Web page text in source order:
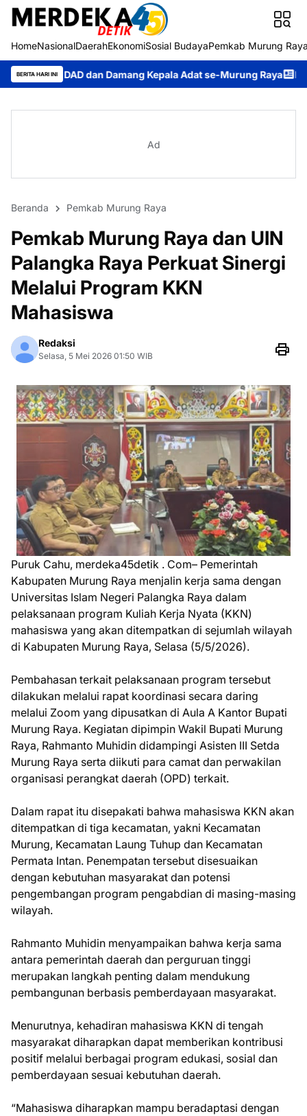
HomeNasionalDaerahEkonomiSosial BudayaPemkab Murung
BERITA HARI INI
dan Damang Kepala Adat se-Murung Raya Murung Raya Naik
Ad
Beranda Pemkab Murung Raya
Pemkab Murung Raya dan UIN
Palangka Raya Perkuat Sinergi
Melalui Program KKN
Mahasiswa
Redaksi
Selasa, 5 Mei 2026 01:50 WIB
Puruk Cahu, merdeka45detik . Com– Pemerintah
Kabupaten Murung Raya menjalin kerja sama dengan
Universitas Islam Negeri Palangka Raya dalam
pelaksanaan program Kuliah Kerja Nyata (KKN)
mahasiswa yang akan ditempatkan di sejumlah wilayah
di Kabupaten Murung Raya, Selasa (5/5/2026).
Pembahasan terkait pelaksanaan program tersebut
dilakukan melalui rapat koordinasi secara daring
melalui Zoom yang dipusatkan di Aula A Kantor Bupati
Murung Raya. Kegiatan dipimpin Wakil Bupati Murung
Raya, Rahmanto Muhidin didampingi Asisten III Setda
Murung Raya serta diikuti para camat dan perwakilan
organisasi perangkat daerah (OPD) terkait.
Dalam rapat itu disepakati bahwa mahasiswa KKN akan
ditempatkan di tiga kecamatan, yakni Kecamatan
Murung, Kecamatan Laung Tuhup dan Kecamatan
Permata Intan. Penempatan tersebut disesuaikan
dengan kebutuhan masyarakat dan potensi
pengembangan program pengabdian di masing-masing
wilayah.
Rahmanto Muhidin menyampaikan bahwa kerja sama
antara pemerintah daerah dan perguruan tinggi
merupakan langkah penting dalam mendukung
pembangunan berbasis pemberdayaan masyarakat.
Menurutnya, kehadiran mahasiswa KKN di tengah
masyarakat diharapkan dapat memberikan kontribusi
positif melalui berbagai program edukasi, sosial dan
pemberdayaan sesuai kebutuhan daerah.
“Mahasiswa diharapkan mampu beradaptasi dengan